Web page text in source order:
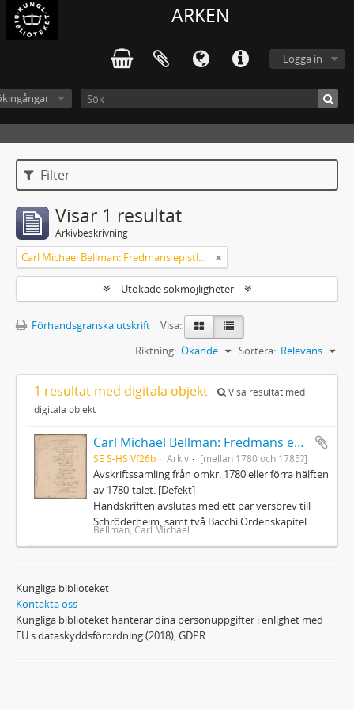
ARKEN
Logga in
Filter
Visar 1 resultat
Arkivbeskrivning
Carl Michael Bellman: Fredmans epistlar och sånger m.fl. Bellman-texter
Utökade sökmöjligheter
Förhandsgranska utskrift
Visa:
Sortera: Relevans
Riktning: Ökande
1 resultat med digitala objekt
Visa resultat med
digitala objekt
Carl Michael Bellman: Fredmans epistlar och sånger m.fl. Bellman-texter
SE S-HS Vf26b Arkiv [mellan 1780 och 1785?]
Avskriftssamling från omkr. 1780 eller förra hälften
av 1780-talet. [Defekt]
Handskriften avslutas med ett par versbrev till
Schröderheim, samt två Bacchi Ordenskapitel
Bellman, Carl Michael
Kungliga biblioteket
Kontakta oss
Kungliga biblioteket hanterar dina personuppgifter i enlighet med
EU:s dataskyddsförordning (2018), GDPR.